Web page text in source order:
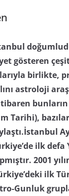
gösteren
birlikte,
astroloji
Tarihi),
ilk defa
2001
ilk
Gunluk